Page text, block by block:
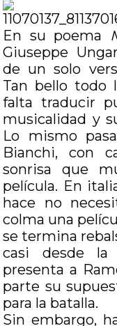
En su poema
Giuseppe
de un solo
Tan bello todo
falta traducir
musicalidad y
Lo mismo
Bianchi, con
sonrisa que
película. En
hace no
colma una
se termina
casi desde la
presenta a
parte su
para la batalla.
Sin embargo,